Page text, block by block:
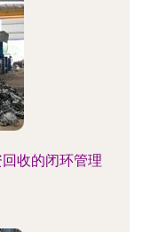
收的闭环管理